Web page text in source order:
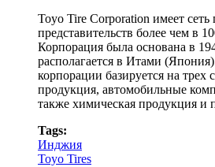
Toyo Tire Corporation имеет сеть
представительств более чем в
Корпорация была основана в
располагается в Итами
корпорации базируется на
продукция, автомобильные
также химическая продукция и
Tags:
Инджия
Toyo Tires